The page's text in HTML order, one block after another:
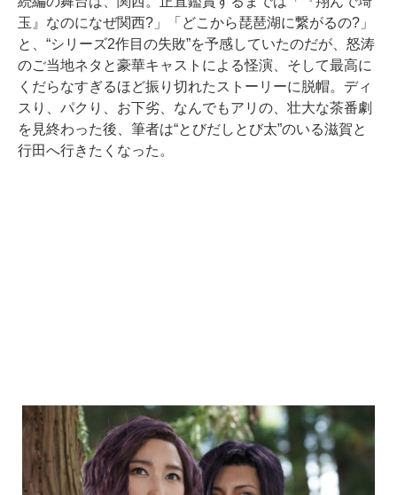
玉』なのになぜ関西?」「どこから琵琶湖に繋がるの?」
と、“シリーズ2作目の失敗”を予感していたのだが、怒涛
のご当地ネタと豪華キャストによる怪演、そして最高に
くだらなすぎるほど振り切れたストーリーに脱帽。ディ
スり、パクり、お下劣、なんでもアリの、壮大な茶番劇
を見終わった後、筆者は“とびだしとび太”のいる滋賀と
行田へ行きたくなった。